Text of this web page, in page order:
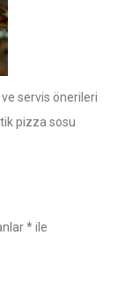
ve servis önerileri
pizza sosu
*ile